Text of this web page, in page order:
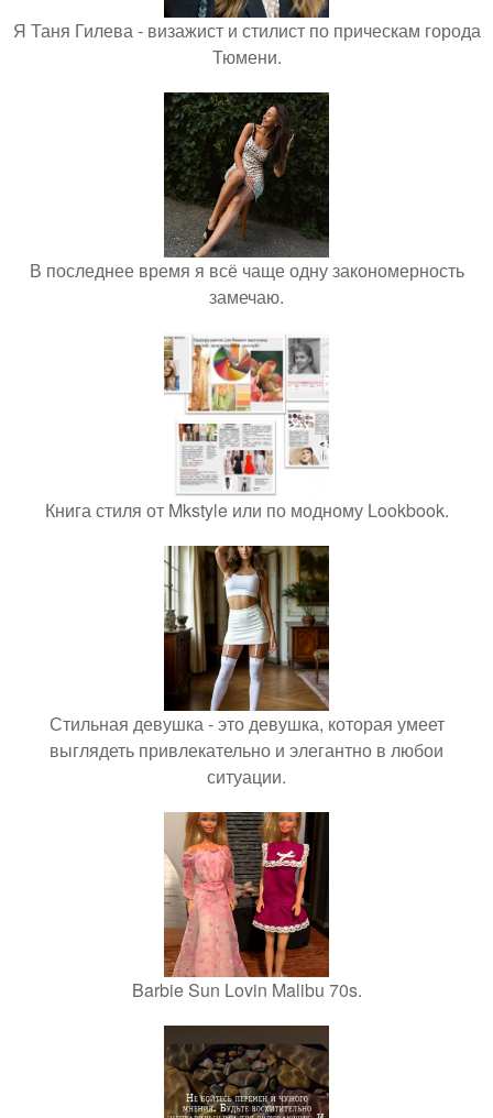
Я Таня Гилева - визажист и стилист по прическам города
Тюмени.
В последнее время я всё чаще одну закономерность
замечаю.
Книга стиля от Mkstyle или по модному Lookbook.
Стильная девушка - это девушка, которая умеет
выглядеть привлекательно и элегантно в любои
ситуации.
Barbie Sun Lovin Malibu 70s.